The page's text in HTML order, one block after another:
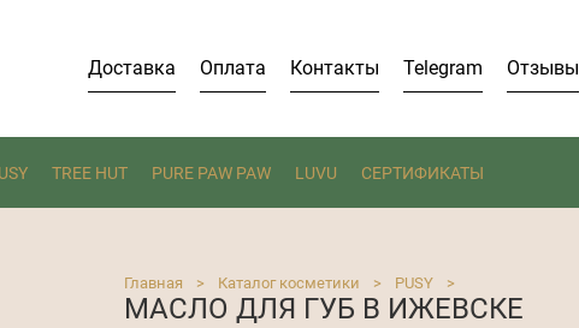
Доставка Оплата Контакты Telegram Отзывы
TREE HUT PURE PAW PAW LUVU СЕРТИФИКАТЫ
Главная
> Каталог косметики > PUSY >
МАСЛО ДЛЯ ГУБ В ИЖЕВСКЕ